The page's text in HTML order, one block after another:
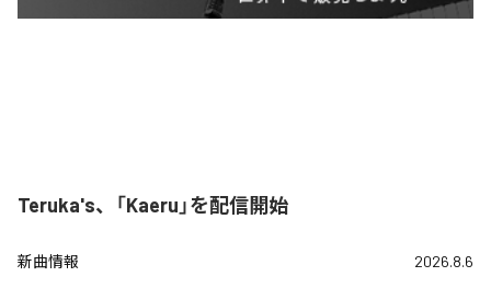
Teruka's、「Kaeru」を配信開始
新曲情報 2026.8.6